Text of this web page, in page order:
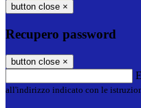
button close ×
Recupero password
button close ×
all'indirizzo indicato con le